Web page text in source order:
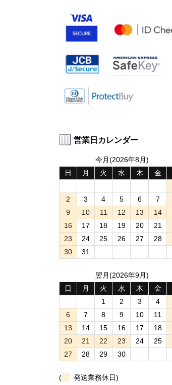
営業日カレンダー
今月(2026年8月)
日
月 火 水 木 金
2
3 4 5 6 7
9
10 11 12 13 14
16
17 18 19 20 21
23
24 25 26 27 28
30
31
翌月(2026年9月)
日
月 火 水 木 金
1
2 3 4
6
7 8 9 10 11
13
14 15 16 17 18
20
21 22 23 24 25
27
28 29 30
( 発送業務休日)